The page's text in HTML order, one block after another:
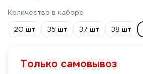
Количество в наборе
20 шт
35 шт 37 шт 38 шт
Только самовывоз